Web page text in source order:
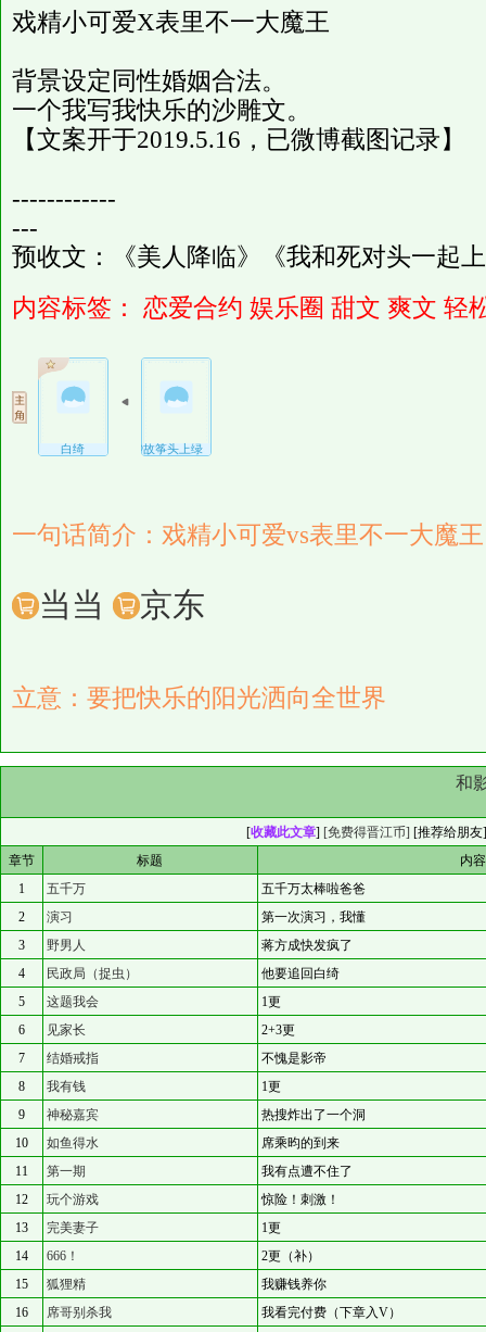
戏精小可爱X表里不一大魔王
背景设定同性婚姻合法。
一个我写我快乐的沙雕文。
【文案开于2019.5.16，已微博截图记录】
------------
---
预收文：《美人降临》《我和死对头一起
内容标签：
恋爱合约 娱乐圈 甜文 爽文 轻
白绮作者微博@故筝头上绿
一句话简介：戏精小可爱vs表里不一大魔王
当当 京东
立意：要把快乐的阳光洒向全世界
和
[收藏此文章] [免费得晋江币] [推荐给朋友
章节
标题
内
1
五千万
五千万太棒啦爸爸
2
演习
第一次演习，我懂
3
野男人
蒋方成快发疯了
4
民政局（捉虫）
他要追回白绮
5
这题我会
1更
6
见家长
2+3更
7
结婚戒指
不愧是影帝
8
我有钱
1更
9
神秘嘉宾
热搜炸出了一个洞
10
如鱼得水
席乘昀的到来
11
第一期
我有点遭不住了
12
玩个游戏
惊险！刺激！
13
完美妻子
1更
14
666！
2更（补）
15
狐狸精
我赚钱养你
16
席哥别杀我
我看完付费（下章入V）